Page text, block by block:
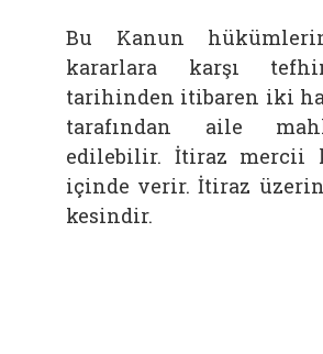
Bu Kanun
kararlara karşı
tarihinden itibaren iki
tarafından aile
edilebilir. İtiraz mercii
içinde verir. İtiraz
kesindir.